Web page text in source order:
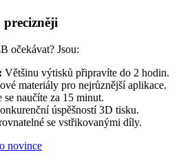
precizněji
očekávat? Jsou:
Většinu výtisků připravíte do 2 hodin.
materiály pro nejrůznější aplikace.
se naučíte za 15 minut.
úspěšností 3D tisku.
se vstřikovanými díly.
novince